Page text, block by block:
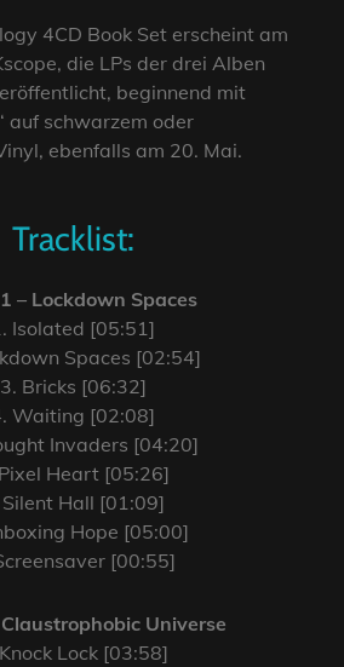
4CD Book Set erscheint am
die LPs der drei Alben
beginnend mit
auf schwarzem oder
ebenfalls am 20. Mai.
Tracklist:
– Lockdown Spaces
Isolated [05:51]
Spaces [02:54]
3. Bricks [06:32]
Waiting [02:08]
Invaders [04:20]
Heart [05:26]
Silent Hall [01:09]
Hope [05:00]
[00:55]
Claustrophobic Universe
Lock [03:58]